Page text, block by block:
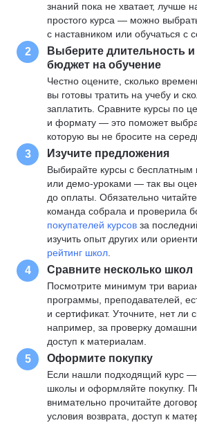
знаний пока не хватает, лучше
простого курса — можно
с наставником или обучаться с
2
Выберите длительность
бюджет на обучение
Честно оцените, сколько
вы готовы тратить на учебу и
заплатить. Сравните курсы по
и формату — это поможет
которую вы не бросите на
3 Изучите предложения
Выбирайте курсы с
или демо-уроками — так вы
до оплаты. Обязательно
команда собрала и проверила
покупателей курсов за
изучить опыт других или
рейтинг школ
4 Сравните несколько школ
Посмотрите минимум три
программы, преподавателей,
и сертификат. Уточните, нет ли
например, за проверку
доступ к материалам.
5 Оформите покупку
Если нашли подходящий курс —
школы и оформляйте покупку.
внимательно прочитайте
условия возврата, доступ к